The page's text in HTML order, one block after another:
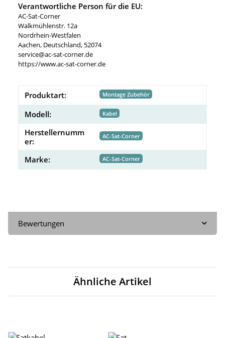
Verantwortliche Person für die EU:
AC-Sat-Corner
Walkmühlenstr. 12a
Nordrhein-Westfalen
Aachen, Deutschland, 52074
service@ac-sat-corner.de
https://www.ac-sat-corner.de
Produktart: Montage Zubehör
Modell: Kabel
Herstellernumm
er:
AC-Sat-Corner
Marke: AC-Sat-Corner
Bewertungen
Ähnliche Artikel